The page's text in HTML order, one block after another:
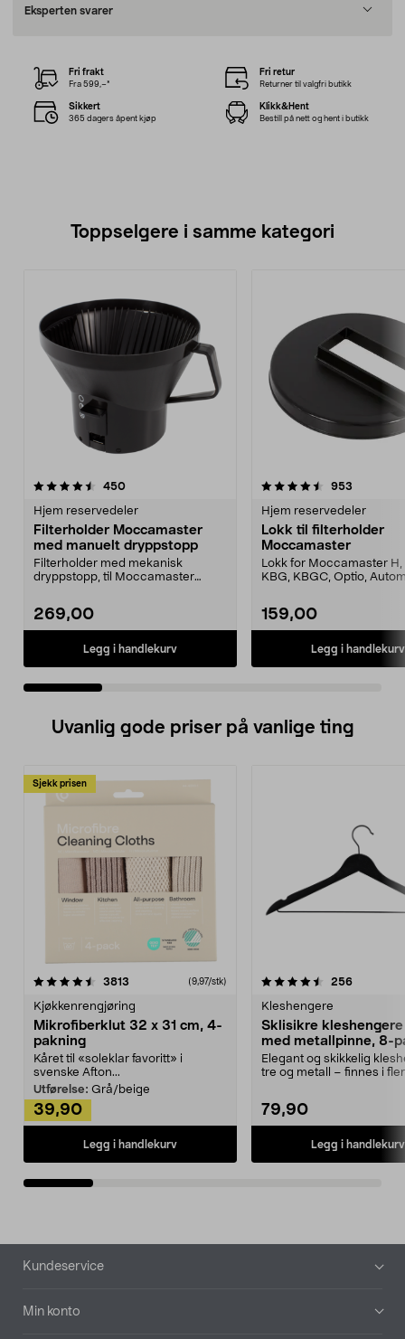
Eksperten svarer
Fri frakt
Fra 599,–*
Fri retur
Returner til valgfri butikk
Sikkert
365 dagers åpent kjøp
Klikk&Hent
Bestill på nett og hent i butikk
Toppselgere i samme kategori
450anmeldelser
Hjem reservedeler
Filterholder Moccamaster
med manuelt dryppstopp
Filterholder med mekanisk
dryppstopp, til Moccamaster
269,00
Legg i handlekurv
4.5 av 5 stjerner 953
Hjem reservedeler
Lokk til filterholder
Moccamaster
Lokk for Moccamaster H,
KBG, KBGC, Optio,
159,00
Legg i handlekurv
4.5 av 5 stjerner
Uvanlig gode priser på vanlige ting
Sjekk prisen
3813 anmeldelser(9,97/stk)
Kjøkkenrengjøring
Mikrofiberklut 32 x 31 cm, 4-
pakning
Kåret til «soleklar favoritt» i
svenske Afton...
Utførelse: Grå/beige
39,90
Legg i handlekurv
4.5av 5 stjerner 256
Kleshengere
Sklisikre
med metallpinne, 8-
Elegant og skikkelig
tre og metall – finnes i
79,90
Legg i handlekurv
4.5av 5 stjerner
Bunntekst
Kundeservice
Min konto